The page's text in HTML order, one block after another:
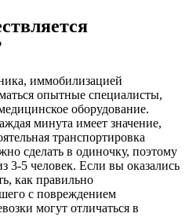
иммобилизацией
опытные специалисты,
оборудование.
минута имеет значение,
транспортировка
сделать в одиночку, поэтому
3-5 человек. Если вы оказались
как правильно
с повреждением
могут отличаться в